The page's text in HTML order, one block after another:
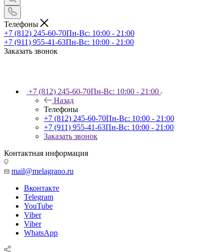
Телефоны
+7 (812) 245-60-70Пн-Вс: 10:00 - 21:00
+7 (911) 955-41-63Пн-Вс: 10:00 - 21:00
Заказать звонок
+7 (812) 245-60-70Пн-Вс: 10:00 - 21:00
Назад
Телефоны
+7 (812) 245-60-70Пн-Вс: 10:00 - 21:00
+7 (911) 955-41-63Пн-Вс: 10:00 - 21:00
Заказать звонок
Контактная информация
mail@melagrano.ru
Вконтакте
Telegram
YouTube
Viber
Viber
WhatsApp